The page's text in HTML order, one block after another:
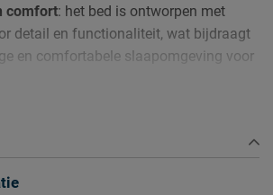
comfort: het bed is ontworpen met
detail en functionaliteit, wat bijdraagt
en comfortabele slaapomgeving voor
zijn apart verkrijgbaar.
natuurlijk zo lang mogelijk mooi én